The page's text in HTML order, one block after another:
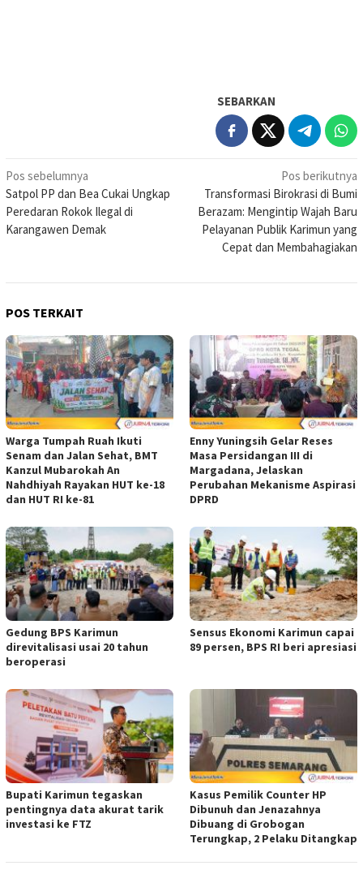
SEBARKAN
Navigasi
pos
Pos sebelumnya
Satpol PP dan Bea Cukai Ungkap
Peredaran Rokok Ilegal di
Karangawen Demak
Pos berikutnya
Transformasi Birokrasi di Bumi
Berazam: Mengintip Wajah Baru
Pelayanan Publik Karimun yang
Cepat dan Membahagiakan
POS TERKAIT
Warga Tumpah Ruah Ikuti
Senam dan Jalan Sehat, BMT
Kanzul Mubarokah An
Nahdhiyah Rayakan HUT ke-18
dan HUT RI ke-81
Enny Yuningsih Gelar Reses
Masa Persidangan III di
Margadana, Jelaskan
Perubahan Mekanisme Aspirasi
DPRD
Gedung BPS Karimun
direvitalisasi usai 20 tahun
beroperasi
Sensus Ekonomi Karimun capai
89 persen, BPS RI beri apresiasi
Bupati Karimun tegaskan
pentingnya data akurat tarik
investasi ke FTZ
Kasus Pemilik Counter HP
Dibunuh dan Jenazahnya
Dibuang di Grobogan
Terungkap, 2 Pelaku Ditangkap